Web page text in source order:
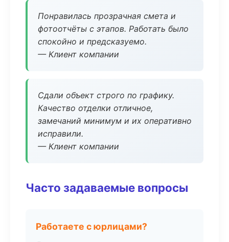
Понравилась прозрачная смета и
фотоотчёты с этапов. Работать было
спокойно и предсказуемо.
— Клиент компании
Сдали объект строго по графику.
Качество отделки отличное,
замечаний минимум и их оперативно
исправили.
— Клиент компании
Часто задаваемые вопросы
Работаете с юрлицами?